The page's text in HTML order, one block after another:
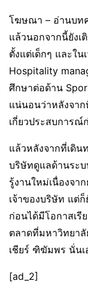
โฆษณา – อ่านบท
แล้วนอกจากนี้ยังเ
ตั้งแต่เด็กๆ และใ
Hospitality
ศึกษาต่อด้าน
แน่นอนว่าหลังจาก
เกี่ยวประสบการณ์
แล้วหลังจากที่เดิน
บริษัทดูแลด้านระบ
รู้งานใหม่เนื่องจา
เจ้าของบริษัท แต่
ก่อนได้มีโอกาสเรี
ตลาดที่มหาวิทยา
เชียร์ ฑิฆัมพร นั่นเ
[ad_2]